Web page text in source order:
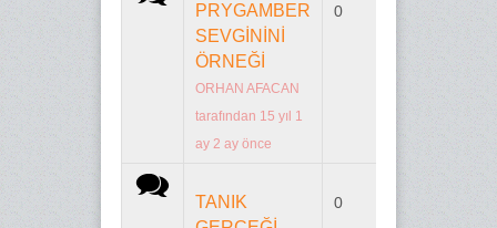
PRYGAMBER
SEVGİNİNİ
ÖRNEĞİ
ORHAN AFACAN
tarafından 15 yıl 1
ay 2 ay önce
0
Normal konu
TANIK
0